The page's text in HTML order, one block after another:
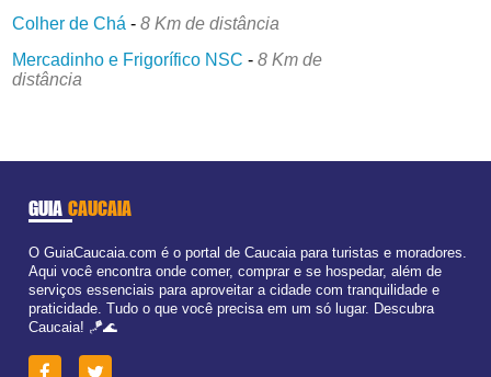
Colher de Chá -8 Km de distância
Mercadinho e Frigorífico NSC -8 Km de
distância
GUIA CAUCAIA
O GuiaCaucaia.com é o portal de Caucaia para turistas e moradores.
Aqui você encontra onde comer, comprar e se hospedar, além de
serviços essenciais para aproveitar a cidade com tranquilidade e
praticidade. Tudo o que você precisa em um só lugar. Descubra
Caucaia! 🪁🌊